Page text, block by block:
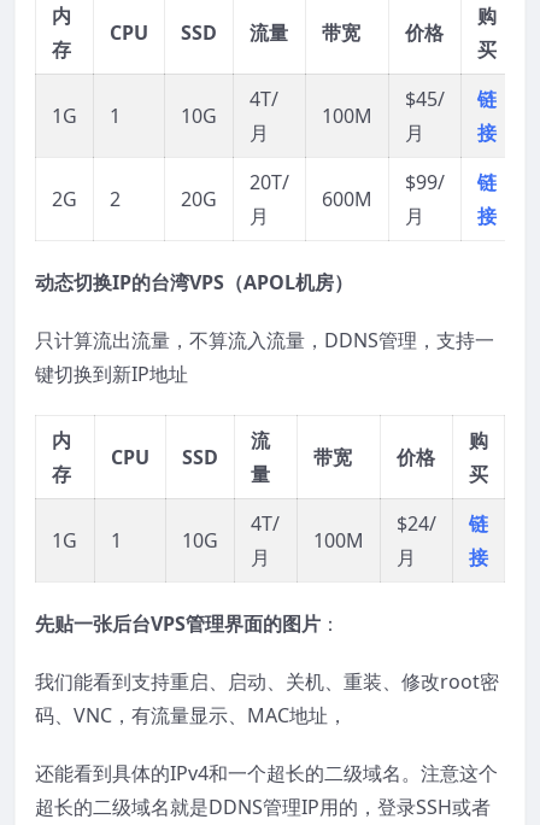
内
存
CPU SSD 流量 带宽 价格
购
买
1G 1 10G
4T/
月
100M
$45/
月
链
接
2G 2 20G
20T/
月
600M
$99/
月
链
接
动态切换IP的台湾VPS（APOL机房）
只计算流出流量，不算流入流量，DDNS管理，支持一
键切换到新IP地址
内
存
CPU SSD
流
量
带宽 价格
购
买
1G 1 10G
4T/
月
100M
$24/
月
链
接
先贴一张后台VPS管理界面的图片 ：
我们能看到支持重启、启动、关机、重装、修改root密
码、VNC，有流量显示、MAC地址，
还能看到具体的IPv4和一个超长的二级域名。注意这个
超长的二级域名就是DDNS管理IP用的，登录SSH或者